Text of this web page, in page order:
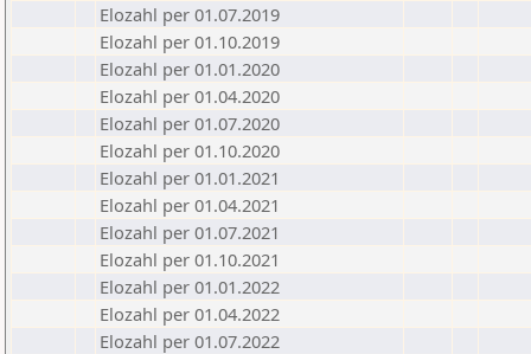
Elozahl per 01.07.2019
Elozahl per 01.10.2019
Elozahl per 01.01.2020
Elozahl per 01.04.2020
Elozahl per 01.07.2020
Elozahl per 01.10.2020
Elozahl per 01.01.2021
Elozahl per 01.04.2021
Elozahl per 01.07.2021
Elozahl per 01.10.2021
Elozahl per 01.01.2022
Elozahl per 01.04.2022
Elozahl per 01.07.2022